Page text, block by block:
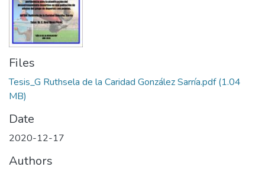
Files
Tesis_G Ruthsela de la Caridad González Sarría.pdf(1.04
MB)
Date
2020-12-17
Authors